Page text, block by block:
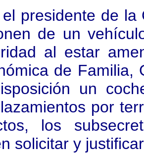
presidente de la
de un
al estar
de Familia,
un
por
los
solicitar y